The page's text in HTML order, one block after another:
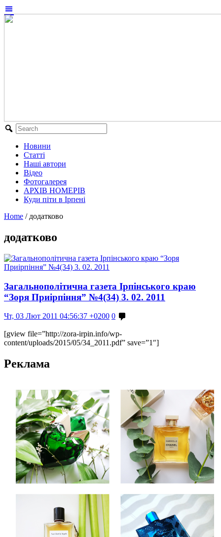
Новини
Статті
Наші автори
Відео
Фотогалерея
АРХІВ НОМЕРІВ
Куди піти в Ірпені
Home / додатково
додатково
Загальнополітична газета Ірпінського краю
“Зоря Приірпіння” №4(34) 3. 02. 2011
Чт, 03 Лют 2011 04:56:37 +0200 0
[gview file=”http://zora-irpin.info/wp-
content/uploads/2015/05/34_2011.pdf” save=”1″]
Реклама